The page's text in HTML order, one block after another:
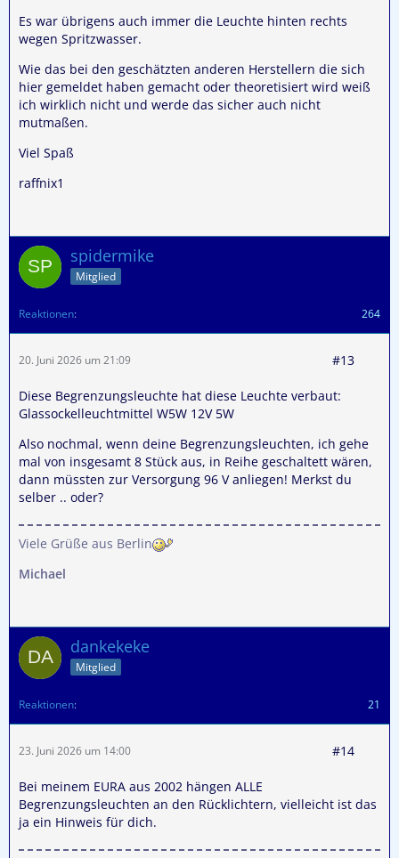
Es war übrigens auch immer die Leuchte hinten rechts
wegen Spritzwasser.
Wie das bei den geschätzten anderen Herstellern die sich
hier gemeldet haben gemacht oder theoretisiert wird weiß
ich wirklich nicht und werde das sicher auch nicht
mutmaßen.
Viel Spaß
raffnix1
spidermike
Mitglied
Reaktionen 264
20. Juni 2026 um 21:09 #13
Diese Begrenzungsleuchte hat diese Leuchte verbaut:
Glassockelleuchtmittel W5W 12V 5W
Also nochmal, wenn deine Begrenzungsleuchten, ich gehe
mal von insgesamt 8 Stück aus, in Reihe geschaltett wären,
dann müssten zur Versorgung 96 V anliegen! Merkst du
selber .. oder?
Viele Grüße aus Berlin
Michael
dankekeke
Mitglied
Reaktionen 21
23. Juni 2026 um 14:00 #14
Bei meinem EURA aus 2002 hängen ALLE
Begrenzungsleuchten an den Rücklichtern, vielleicht ist das
ja ein Hinweis für dich.